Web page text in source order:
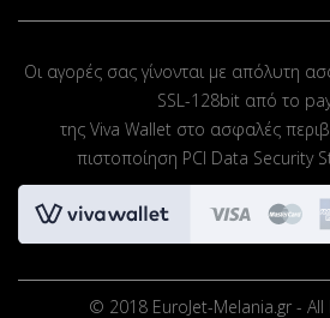
Οι αγορές σας γίνονται με απόλυτη
SSL-128bit από το
της Viva Wallet στο ασφαλές
πιστοποίηση PCI Data Security
© 2018 EuroJet-Melania.gr - All